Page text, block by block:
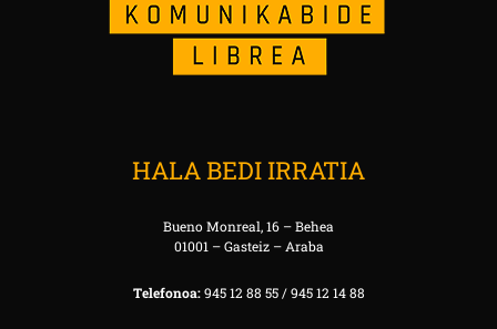
HALA BEDI IRRATIA
Bueno Monreal, 16 – Behea
01001 – Gasteiz – Araba
Telefonoa:945 12 88 55 / 945 12 14 88